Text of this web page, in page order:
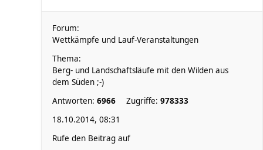
Forum:
Wettkämpfe und Lauf-Veranstaltungen
Thema:
Berg- und Landschaftsläufe mit den Wilden aus
dem Süden ;-)
Antworten: 6966 Zugriffe: 978333
18.10.2014, 08:31
Rufe den Beitrag auf